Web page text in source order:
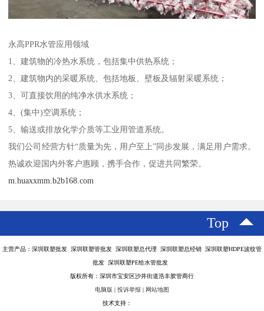
永高PPR水管应用领域
1、建筑物的冷热水系统，包括集中供热系统；
2、建筑物内的采暖系统、包括地板、壁板及辐射采暖系统；
3、可直接饮用的纯净水供水系统；
4、(集中)空调系统；
5、输送或排放化学介质等工业用管道系统。
我们公司经营方针“质量为先，用户至上”同步发展，满足用户需求。
热诚欢迎国内外客户惠顾，携手合作，促进共同繁荣。
m.huaxxmm.b2b168.com
Top
主营产品：深圳联塑批发 深圳联塑管批发 深圳联塑总代理 深圳联塑总经销 深圳联塑HDPE波纹管
批发 深圳联塑PE给水管批发
版权所有：深圳市宝安区沙井街道浩丰胶管商行
电脑版 | 投诉举报 | 网站地图
技术支持：